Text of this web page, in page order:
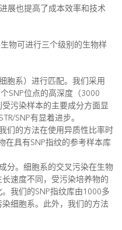
展也提高了成本效率和技术
物可进行三个级别的生物样
胞系）进行匹配。我们采用
SNP位点的高深度（3000
污染样本的主要成分方面显
SNP有显着进步。
们的方法在使用异质性比率时
在具有SNP指纹的参考样本库
分。细胞系的交叉污染在生物
速度不同，受污染培养物的
我们的SNP指纹库由1000多
细胞系。此外，我们的方法